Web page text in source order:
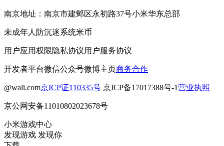
南京地址：南京市建邺区永初路37号小米华东总部
未成年人防沉迷系统米币
用户应用权限隐私协议用户服务协议
开发者平台微信公众号微博主页商务合作
@wali.com京ICP证110335号 京ICP备17017388号-1营业执照
京公网安备11010802023678号
小米游戏中心
发现游戏 发现你